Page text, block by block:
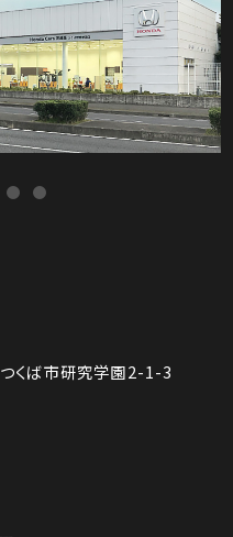
くば市研究学園2-1-3